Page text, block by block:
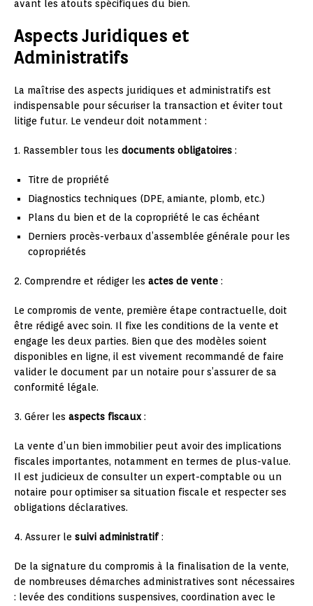
avant les atouts spécifiques du bien.
Aspects Juridiques et
Administratifs
La maîtrise des aspects juridiques et administratifs est
indispensable pour sécuriser la transaction et éviter tout
litige futur. Le vendeur doit notamment :
1. Rassembler tous les documents obligatoires :
Titre de propriété
Diagnostics techniques (DPE, amiante, plomb, etc.)
Plans du bien et de la copropriété le cas échéant
Derniers procès-verbaux d’assemblée générale pour les
copropriétés
2. Comprendre et rédiger les actes de vente :
Le compromis de vente, première étape contractuelle, doit
être rédigé avec soin. Il fixe les conditions de la vente et
engage les deux parties. Bien que des modèles soient
disponibles en ligne, il est vivement recommandé de faire
valider le document par un notaire pour s’assurer de sa
conformité légale.
3. Gérer les aspects fiscaux:
La vente d’un bien immobilier peut avoir des implications
fiscales importantes, notamment en termes de plus-value.
Il est judicieux de consulter un expert-comptable ou un
notaire pour optimiser sa situation fiscale et respecter ses
obligations déclaratives.
4. Assurer le suivi administratif:
De la signature du compromis à la finalisation de la vente,
de nombreuses démarches administratives sont nécessaires
: levée des conditions suspensives, coordination avec le